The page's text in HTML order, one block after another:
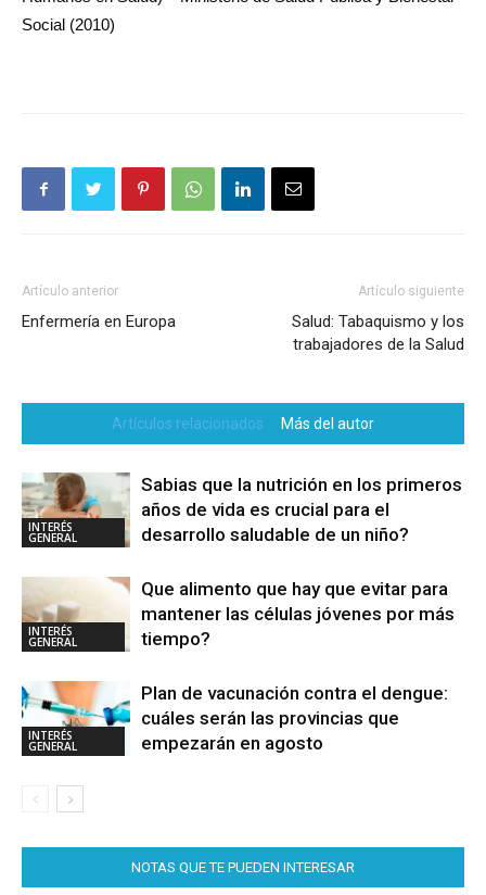
Social (2010)
Artículo anterior
Enfermería en Europa
Artículo siguiente
Salud: Tabaquismo y los
trabajadores de la Salud
Artículos relacionados Más del autor
INTERÉS
GENERAL
Sabias que la nutrición en los primeros
años de vida es crucial para el
desarrollo saludable de un niño?
INTERÉS
GENERAL
Que alimento que hay que evitar para
mantener las células jóvenes por más
tiempo?
INTERÉS
GENERAL
Plan de vacunación contra el dengue:
cuáles serán las provincias que
empezarán en agosto
NOTAS QUE TE PUEDEN INTERESAR